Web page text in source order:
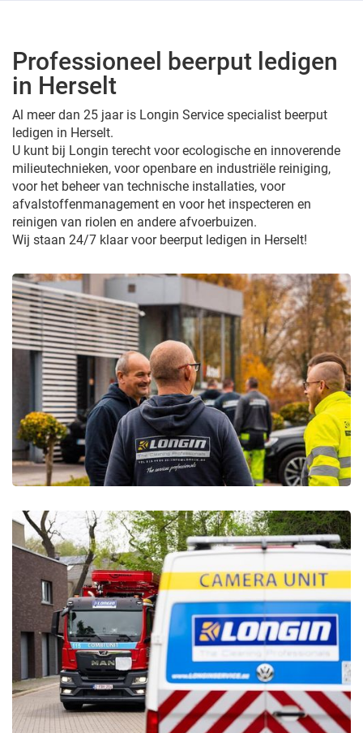
Professioneel beerput ledigen
in Herselt
Al meer dan 25 jaar is Longin Service specialist beerput
ledigen in Herselt.
U kunt bij Longin terecht voor ecologische en innoverende
milieutechnieken, voor openbare en industriële reiniging,
voor het beheer van technische installaties, voor
afvalstoffenmanagement en voor het inspecteren en
reinigen van riolen en andere afvoerbuizen.
Wij staan 24/7 klaar voor beerput ledigen in Herselt!